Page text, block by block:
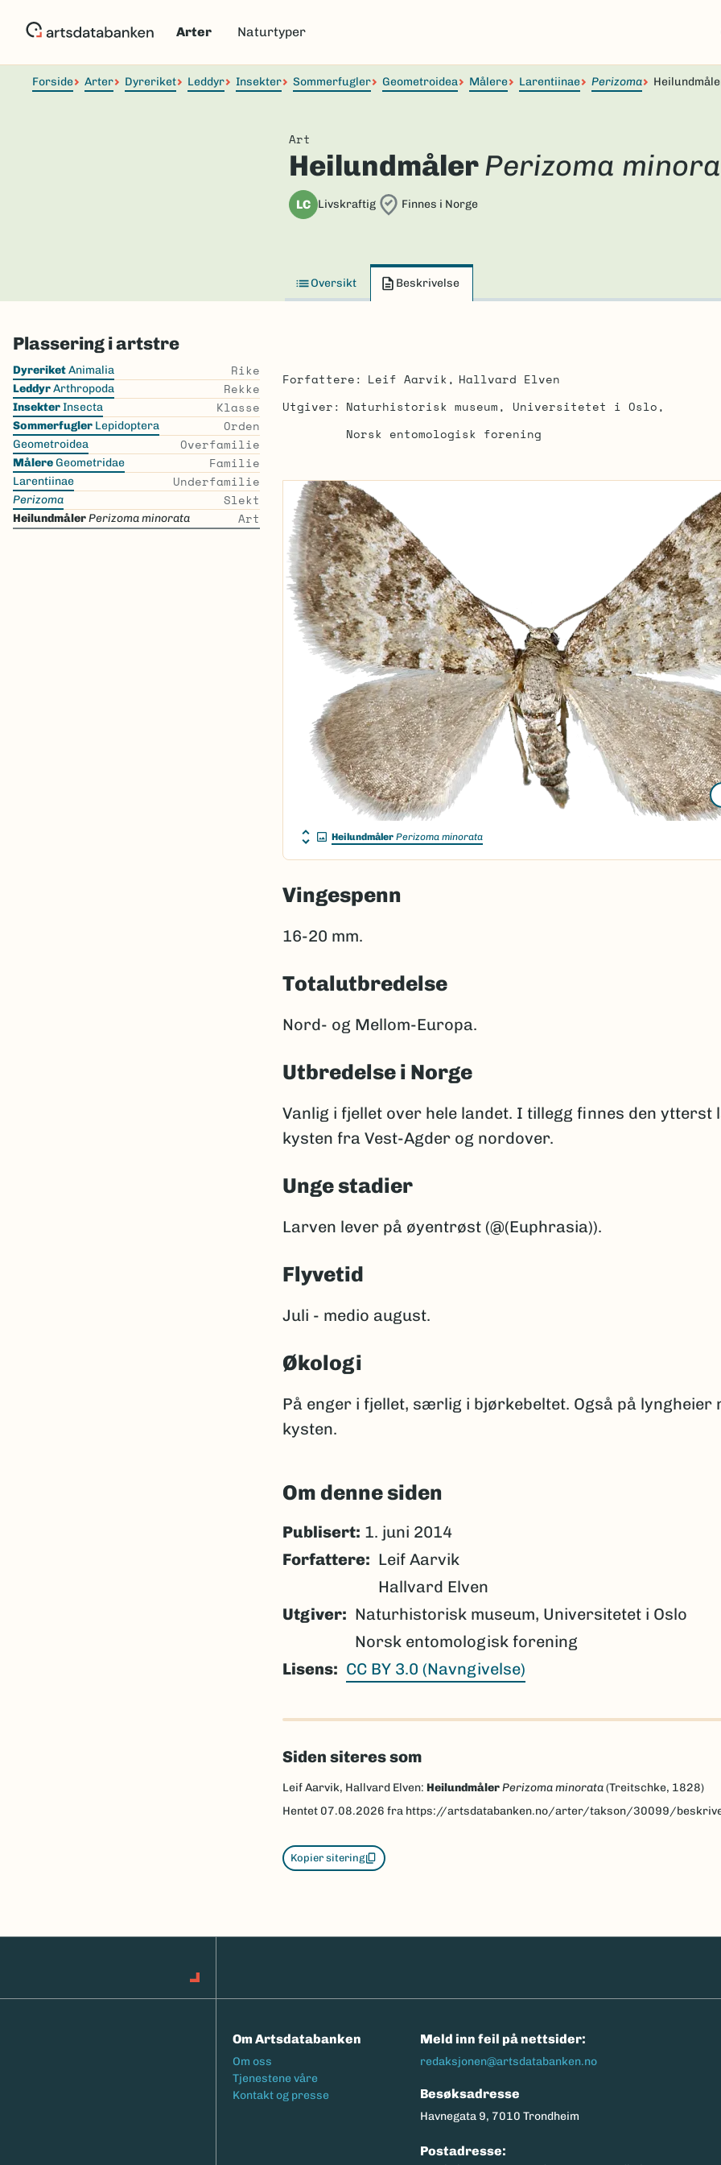
Arter Naturtyper
Forside Arter Dyreriket Leddyr Insekter Sommerfugler Geometroidea Målere Larentiinae Perizoma
Art
HeilundmålerPerizoma
LC Livskraftig Finnes i Norge
Oversikt Beskrivelse
Plassering i artstre
Skip
the
list
DyreriketAnimalia Rike
LeddyrArthropoda Rekke
InsekterInsecta Klasse
Sommerfugler Lepidoptera Orden
Geometroidea Overfamilie
MålereGeometridae Familie
Larentiinae Underfamilie
Perizoma Slekt
HeilundmålerPerizoma minorata Art
Forfattere Leif Aarvik
Hallvard Elven
Utgiver
Naturhistorisk museum, Universitetet i Oslo
Norsk entomologisk forening
Heilundmåler Perizoma minorata
Vingespenn
16-20 mm.
Totalutbredelse
Nord- og Mellom-Europa.
Utbredelse i Norge
Vanlig i fjellet over hele landet. I tillegg finnes den ytterst
kysten fra Vest-Agder og nordover.
Unge stadier
Larven lever på øyentrøst (@(Euphrasia)).
Flyvetid
Juli - medio august.
Økologi
På enger i fjellet, særlig i bjørkebeltet. Også på
kysten.
Om denne siden
Publisert: 1. juni 2014
Forfattere
Leif Aarvik
Hallvard Elven
Utgiver
Naturhistorisk museum, Universitetet i Oslo
Norsk entomologisk forening
Lisens
CC BY 3.0 (Navngivelse)
Siden siteres som
Leif Aarvik, Hallvard Elven: HeilundmålerPerizoma minorata(Treitschke, 1828)
Hentet 07.08.2026 fra https://artsdatabanken.no/arter/takson/30099/
Kopier sitering
Om Artsdatabanken
Footermeny
Om oss
Tjenestene våre
Kontakt og presse
Meld inn feil på nettsider:
redaksjonen@artsdatabanken.no
Besøksadresse
Havnegata 9, 7010 Trondheim
Postadresse: